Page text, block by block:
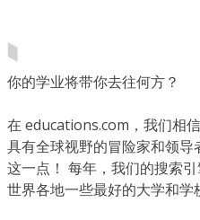
你的学业将带你去往何方？
在 educations.com，我们相
具有全球视野的冒险家和领
这一点！ 每年，我们的搜索
世界各地一些最好的大学和学